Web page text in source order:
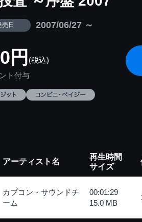
売日 2007/06/27 ～
円 (税込)
ト付与
アーティスト名
再生時間
サイズ
カプコン・サウンドチ
ーム
00:01:29
15.0 MB